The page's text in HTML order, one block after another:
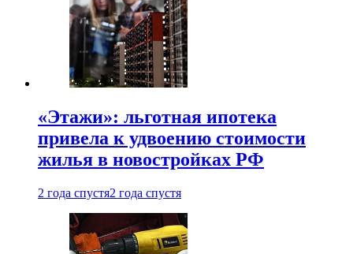
«Этажи»: льготная ипотека
привела к удвоению стоимости
жилья в новостройках РФ
2 года спустя2 года спустя